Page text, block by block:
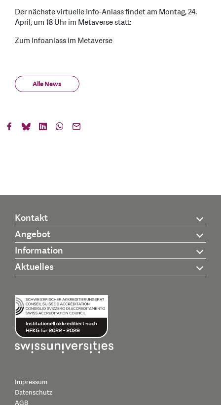
Der nächste virtuelle Info-Anlass findet am Montag, 24.
April, um 18 Uhr im Metaverse statt:
Zum Infoanlass im Metaverse
Alle News
Kontakt
Angebot
Information
Aktuelles
Impressum
Datenschutz
AGB